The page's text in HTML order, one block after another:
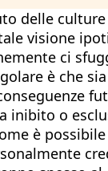
delle culture
visione
ci
è che
inibito o
è